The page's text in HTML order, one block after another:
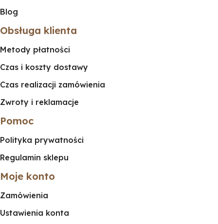
Blog
Obsługa klienta
Metody płatności
Czas i koszty dostawy
Czas realizacji zamówienia
Zwroty i reklamacje
Pomoc
Polityka prywatności
Regulamin sklepu
Moje konto
Zamówienia
Ustawienia konta